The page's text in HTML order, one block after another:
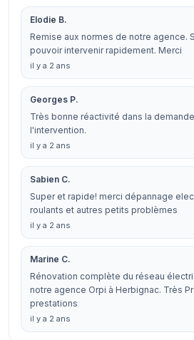
Elodie B.
Remise aux normes de notre agence.
pouvoir intervenir rapidement. Merci
il y a 2 ans
Georges P.
Très bonne réactivité dans la
l'intervention.
il y a 2 ans
Sabien C.
Super et rapide! merci dépannage
roulants et autres petits problèmes
il y a 2 ans
Marine C.
Rénovation complète du réseau
notre agence Orpi à Herbignac. Très
prestations
il y a 2 ans